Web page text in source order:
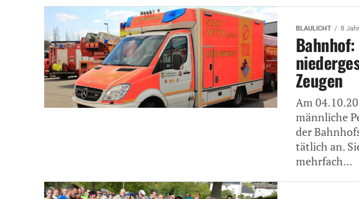
BLAULICHT 8
Zeugen
Am
männliche
der
tätlich an.
mehrfach...